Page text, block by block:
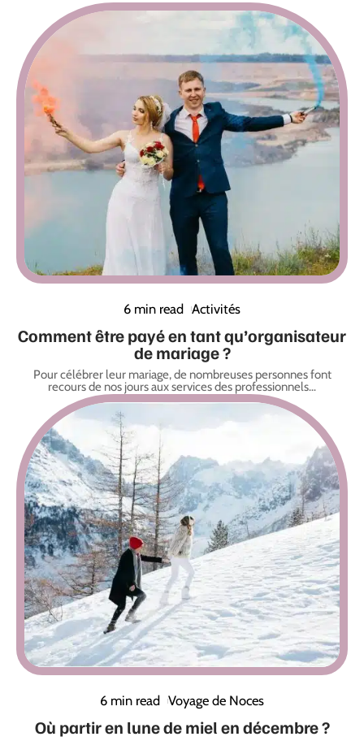
6 min read Activités
Comment être payé en tant qu’organisateur
de mariage ?
Pour célébrer leur mariage, de nombreuses personnes font
recours de nos jours aux services des professionnels…
6 min read Voyage de Noces
Où partir en lune de miel en décembre ?